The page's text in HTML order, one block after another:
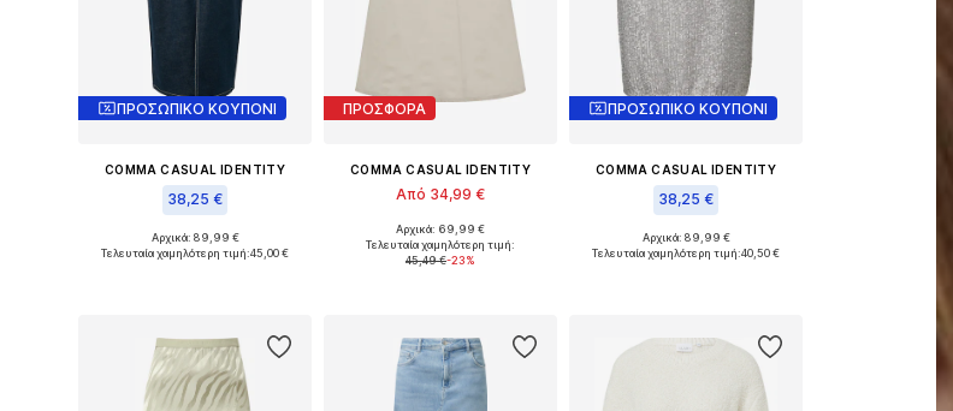
ΠΡΟΣΩΠΙΚΟ ΚΟΥΠΟΝΙ
COMMA CASUAL IDENTITY
38,25 €
Διαθέσιμα μεγέθη: 50
Αρχικά: 89,99 €
Τελευταία χαμηλότερη τιμή:45,00 €
ΠΡΟΣΦΟΡΑ
COMMA CASUAL IDENTITY
Από 34,99 €
Διαθέσιμα μεγέθη: 34, 42, 44, 46
Προσθήκη στο καλάθι
Αρχικά: 69,99 €
Τελευταία χαμηλότερη τιμή:
45,49 €-23%
ΠΡΟΣΩΠΙΚΟ ΚΟΥΠΟΝΙ
COMMA CASUAL IDENTITY
38,25 €
Διαθέσιμα μεγέθη: 42
Αρχικά: 89,99 €
Τελευταία χαμηλότερη τιμή:40,50 €